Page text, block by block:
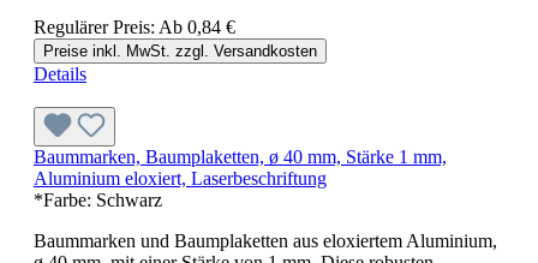
Regulärer Preis: Ab 0,84 €
Preise inkl. MwSt. zzgl. Versandkosten
Details
Baummarken, Baumplaketten, ø 40 mm, Stärke 1 mm,
Aluminium eloxiert, Laserbeschriftung
*Farbe: Schwarz
Baummarken und Baumplaketten aus eloxiertem Aluminium,